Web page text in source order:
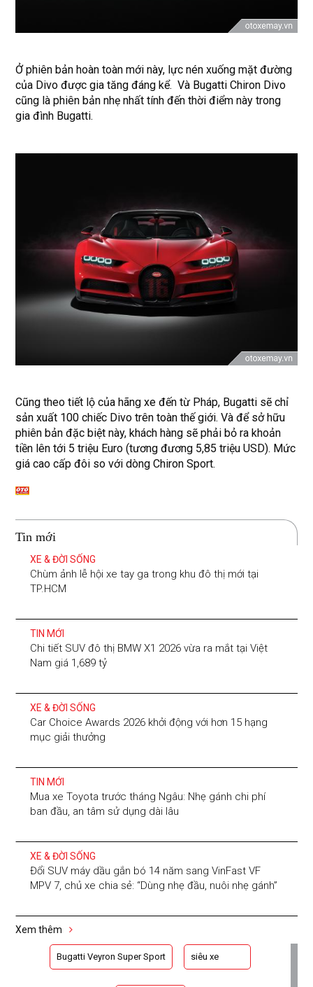
Ở phiên bản hoàn toàn mới này, lực nén xuống mặt đường
của Divo được gia tăng đáng kể. Và Bugatti Chiron Divo
cũng là phiên bản nhẹ nhất tính đến thời điểm này trong
gia đình Bugatti.
Cũng theo tiết lộ của hãng xe đến từ Pháp, Bugatti sẽ chỉ
sản xuất 100 chiếc Divo trên toàn thế giới. Và để sở hữu
phiên bản đặc biệt này, khách hàng sẽ phải bỏ ra khoản
tiền lên tới 5 triệu Euro (tương đương 5,85 triệu USD). Mức
giá cao cấp đôi so với dòng Chiron Sport.
Tin mới
XE & ĐỜI SỐNG
Chùm ảnh lễ hội xe tay ga trong khu đô thị mới tại
TP.HCM
TIN MỚI
Chi tiết SUV đô thị BMW X1 2026 vừa ra mắt tại Việt
Nam giá 1,689 tỷ
XE & ĐỜI SỐNG
Car Choice Awards 2026 khởi động với hơn 15 hạng
mục giải thưởng
TIN MỚI
Mua xe Toyota trước tháng Ngâu: Nhẹ gánh chi phí
ban đầu, an tâm sử dụng dài lâu
XE & ĐỜI SỐNG
Đổi SUV máy dầu gắn bó 14 năm sang VinFast VF
MPV 7, chủ xe chia sẻ: “Dùng nhẹ đầu, nuôi nhẹ gánh”
Xem thêm
Bugatti Veyron Super Sport siêu xe